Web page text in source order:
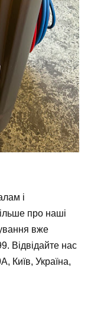
і
про наші
вже
. Відвідайте нас
Київ, Україна,